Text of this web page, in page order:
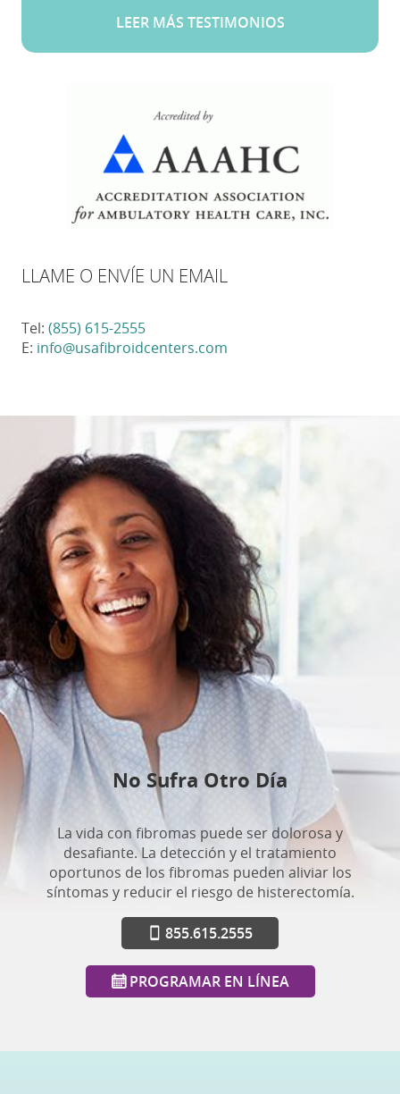
LEER MÁS TESTIMONIOS
LLAME O ENVÍE UN EMAIL
Tel: (855) 615-2555
E: info@usafibroidcenters.com
No Sufra Otro Día
La vida con fibromas puede ser dolorosa y
desafiante. La detección y el tratamiento
oportunos de los fibromas pueden aliviar los
síntomas y reducir el riesgo de histerectomía.
855.615.2555
PROGRAMAR EN LÍNEA